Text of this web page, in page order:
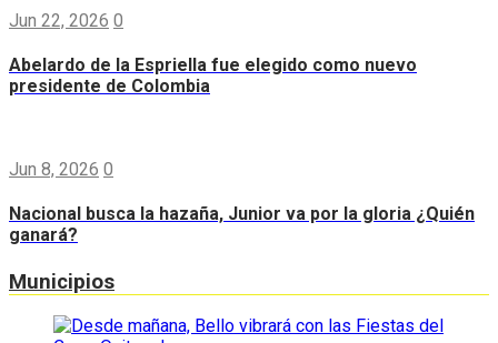
Jun 22, 2026 0
Abelardo de la Espriella fue elegido como nuevo
presidente de Colombia
Jun 8, 2026 0
Nacional busca la hazaña, Junior va por la gloria ¿Quién
ganará?
Municipios